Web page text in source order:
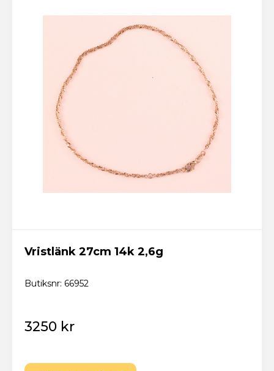
Vristlänk 27cm 14k 2,6g
Butiksnr: 66952
3250 kr